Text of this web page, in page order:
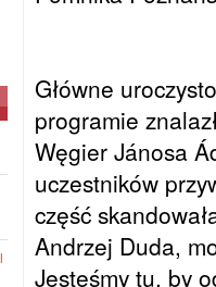
Główne
programie
Węgier Jánosa
uczestników
część
Andrzej Duda,
Jesteśmy tu, by